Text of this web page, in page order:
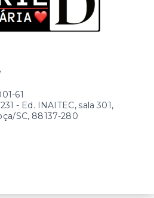
61
- Ed. INAITEC, sala 301,
SC, 88137-280